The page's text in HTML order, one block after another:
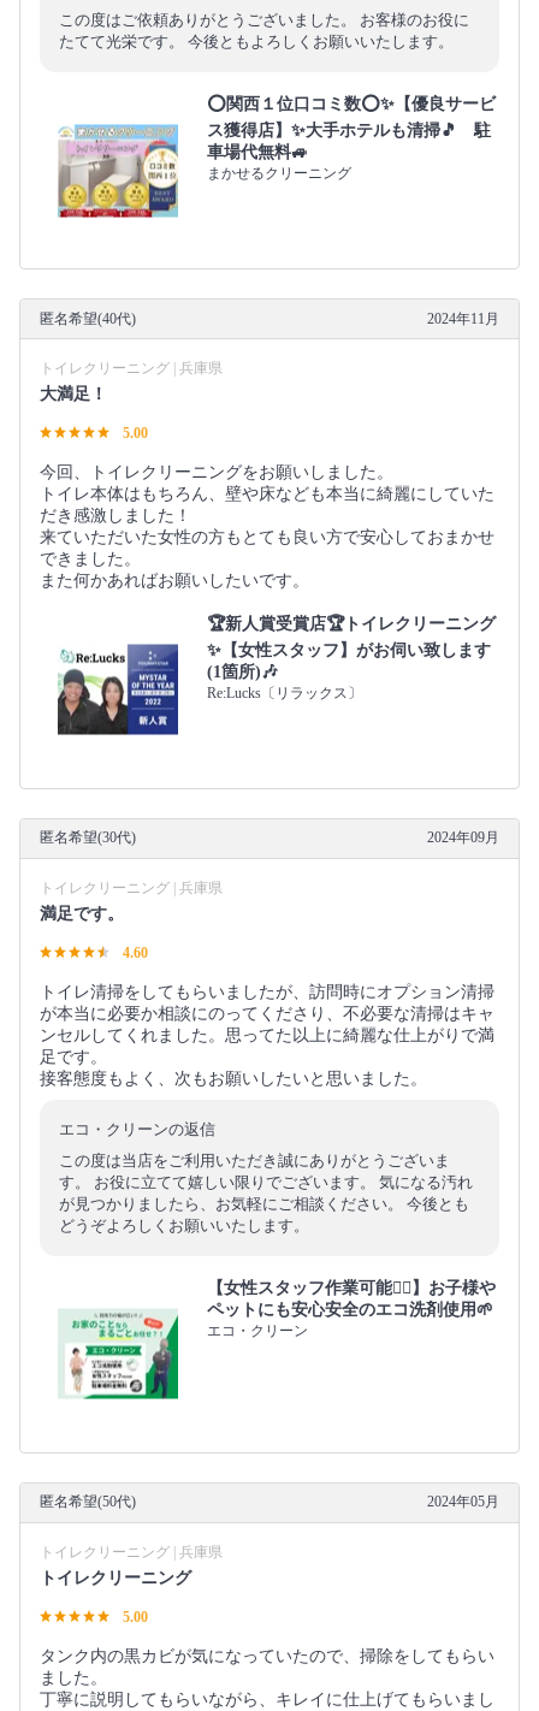
この度はご依頼ありがとうございました。 お客様のお役に
たてて光栄です。 今後ともよろしくお願いいたします。
⭕関西１位口コミ数⭕✨【優良サービ
ス獲得店】✨大手ホテルも清掃🎵 駐
車場代無料🚙
まかせるクリーニング
匿名希望(40代) 2024年11月
トイレクリーニング | 兵庫県
大満足！
5.00
今回、トイレクリーニングをお願いしました。
トイレ本体はもちろん、壁や床なども本当に綺麗にしていた
だき感激しました！
来ていただいた女性の方もとても良い方で安心しておまかせ
できました。
また何かあればお願いしたいです。
🏆️新人賞受賞店🏆️トイレクリーニング
✨【女性スタッフ】がお伺い致します
(1箇所)🎶
Re:Lucks〔リラックス〕
匿名希望(30代) 2024年09月
トイレクリーニング | 兵庫県
満足です。
4.60
トイレ清掃をしてもらいましたが、訪問時にオプション清掃
が本当に必要か相談にのってくださり、不必要な清掃はキャ
ンセルしてくれました。思ってた以上に綺麗な仕上がりで満
足です。
接客態度もよく、次もお願いしたいと思いました。
エコ・クリーンの返信
この度は当店をご利用いただき誠にありがとうございま
す。 お役に立てて嬉しい限りでございます。 気になる汚れ
が見つかりましたら、お気軽にご相談ください。 今後とも
どうぞよろしくお願いいたします。
【女性スタッフ作業可能🙆‍♀️】お子様や
ペットにも安心安全のエコ洗剤使用🌱
エコ・クリーン
匿名希望(50代) 2024年05月
トイレクリーニング | 兵庫県
トイレクリーニング
5.00
タンク内の黒カビが気になっていたので、掃除をしてもらい
ました。
丁寧に説明してもらいながら、キレイに仕上げてもらいまし